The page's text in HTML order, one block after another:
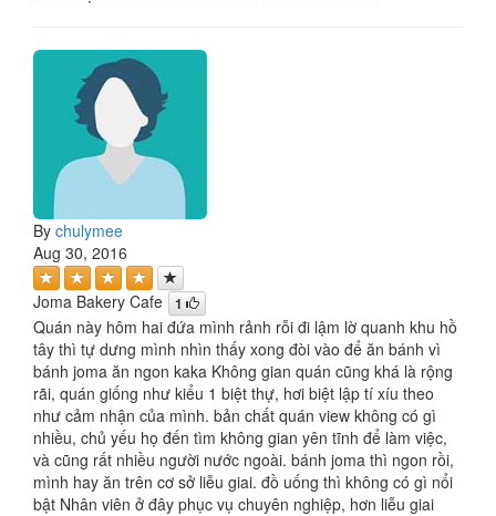
By chulymee
Aug 30, 2016
Joma Bakery Cafe 1
Quán này hôm hai đứa mình rảnh rỗi đi lậm lờ quanh khu hồ
tây thì tự dưng mình nhìn thấy xong đòi vào để ăn bánh vì
bánh joma ăn ngon kaka Không gian quán cũng khá là rộng
rãi, quán giống như kiểu 1 biệt thự, hơi biệt lập tí xíu theo
như cảm nhận của mình. bản chất quán view không có gì
nhiều, chủ yếu họ đến tìm không gian yên tĩnh để làm việc,
và cũng rất nhiều người nước ngoài. bánh joma thì ngon rồi,
mình hay ăn trên cơ sở liễu giai. đồ uống thì không có gì nổi
bật Nhân viên ở đây phục vụ chuyên nghiệp, hơn liễu giai